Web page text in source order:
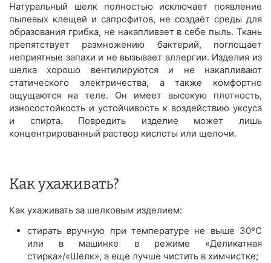
Натуральный шелк полностью исключает появление
пылевых клещей и сапрофитов, не создаёт среды для
образования грибка, не накапливает в себе пыль. Ткань
препятствует размножению бактерий, поглощает
неприятные запахи и не вызывает аллергии. Изделия из
шелка хорошо вентилируются и не накапливают
статического электричества, а также комфортно
ощущаются на теле. Он имеет высокую плотность,
износостойкость и устойчивость к воздействию уксуса
и спирта. Повредить изделие может лишь
концентрированный раствор кислоты или щелочи.
Как ухаживать?
Как ухаживать за шелковым изделием:
стирать вручную при температуре не выше 30ºС
или в машинке в режиме «Деликатная
стирка»/«Шелк», а еще лучше чистить в химчистке;